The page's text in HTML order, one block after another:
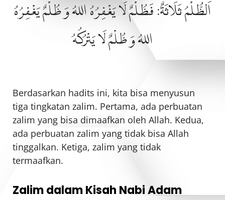
اَلظُّلْمُ ثَلَاثَةٌ: فَظُلْمٌ لَا يَغْفِرُهُ اللهُ وَ ظُلْمٌ يَغْفِرُهُ
اللهُ وَ ظُلْمٌ لَا يَتْرُكُهُ
Berdasarkan hadits ini, kita bisa menyusun
tiga tingkatan zalim. Pertama, ada perbuatan
zalim yang bisa dimaafkan oleh Allah. Kedua,
ada perbuatan zalim yang tidak bisa Allah
tinggalkan. Ketiga, zalim yang tidak
termaafkan.
Zalim dalam Kisah Nabi Adam